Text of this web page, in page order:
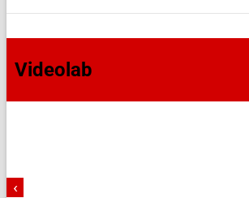
Videolab
‹